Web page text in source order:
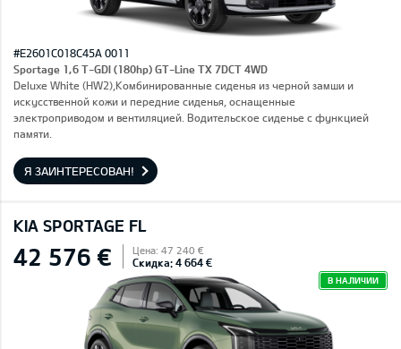
#E2601C018C45A 0011
Sportage 1,6 T-GDI (180hp) GT-Line TX 7DCT 4WD
Deluxe White (HW2),Комбинированные сиденья из черной замши и
искусственной кожи и передние сиденья, оснащенные
электроприводом и вентиляцией. Водительское сиденье с функцией
памяти.
Я ЗАИНТЕРЕСОВАН!
KIA SPORTAGE FL
42 576 € Цена: 47 240 €
Скидка: 4 664 €
В НАЛИЧИИ